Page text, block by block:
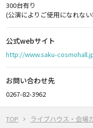
TOP ライブハウス・会場
300台有り
(公演によりご使用になれな
公式webサイト
http://www.saku-
お問い合わせ先
0267-82-3962